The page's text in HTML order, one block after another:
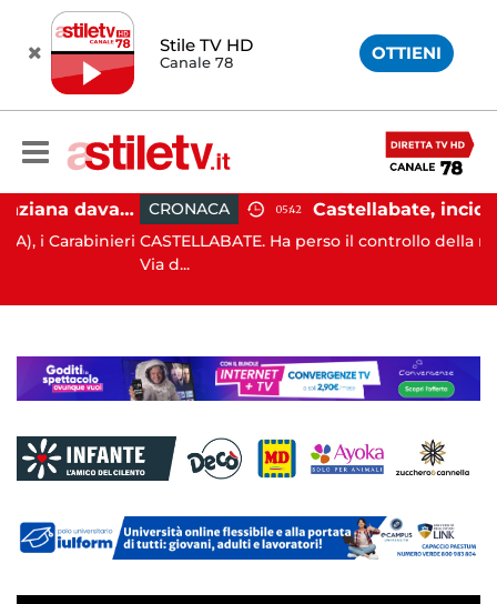
Stile TV HD
Canale 78 OTTIENI
Angri, scippano anziana davanti ad un negozio: tre arresti CRONACA 05:42
CASTELLABATE. Ha perso il controllo della moto